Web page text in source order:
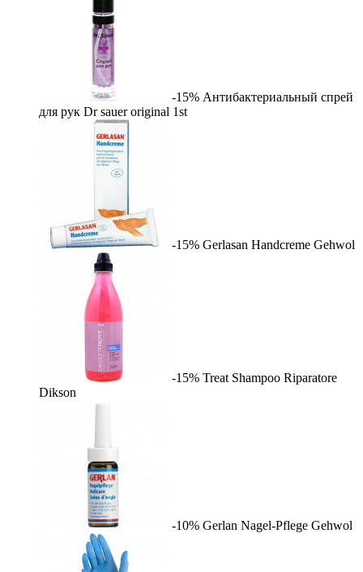
-15% Антибактериальный спрей
для рук Dr sauer original 1st
-15% Gerlasan Handcreme Gehwol
-15% Treat Shampoo Riparatore
Dikson
-10% Gerlan Nagel-Pflege Gehwol